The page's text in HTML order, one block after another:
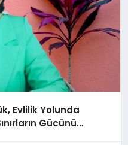
Evlilik Yolunda
Gücünü